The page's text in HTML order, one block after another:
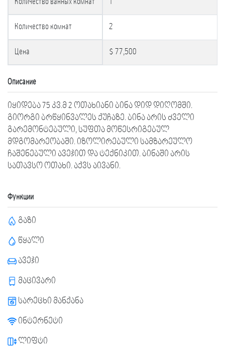
Количество ванных комнат 1
Количество комнат 2
Цена $ 77,500
Описание
იყიდება 75 კვ.მ 2 ოთახიანი ბინა დიდ დიღომში.
გიორგი ბრწყინვალეს ქუჩაზე. ბინა არის ძველი
გარემონტებული, სუფთა მოწესრიგებულ
მდგომარეობაში. იზოლირებული სამზარეულო
ჩაშენებული ავეჯით და ტექნიკით. ბინაში არის
სათავსო ოთახი. აქვს აივანი.
Функции
გაზი
წყალი
ავეჯი
მაცივარი
სარეცხი მანქანა
ინტერნეტი
ლიფტი